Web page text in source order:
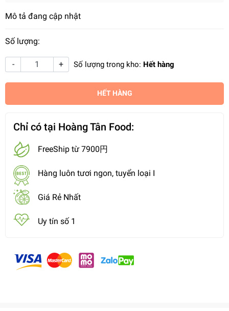
Mô tả đang cập nhật
Số lượng:
- + Số lượng trong kho: Hết hàng
HẾT HÀNG
Chỉ có tại Hoàng Tân Food:
FreeShip từ 7900円
Hàng luôn tươi ngon, tuyển loại I
Giá Rẻ Nhất
Uy tín số 1